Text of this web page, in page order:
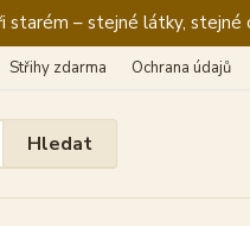
– stejné látky, stejné
Střihy zdarma Ochrana údajů
Hledat